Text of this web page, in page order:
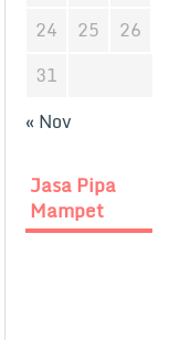
24
25 26
31
« Nov
Jasa Pipa
Mampet